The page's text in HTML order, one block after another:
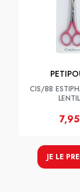
CIS/BB
JE LE